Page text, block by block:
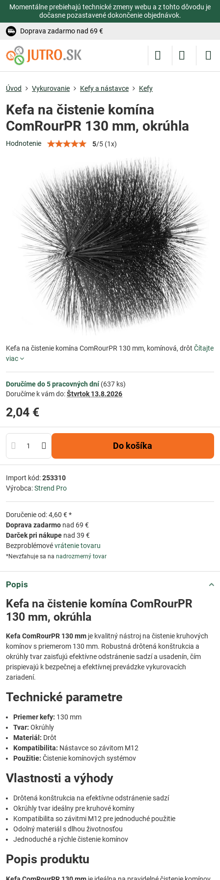
Momentálne prebiehajú technické zmeny webu a z tohto dôvodu je
dočasne pozastavené dokončenie objednávok.
Doprava zadarmo nad 69 €
Úvod Vykurovanie Kefy a nástavce Kefy
Kefa na čistenie komína
ComRourPR 130 mm, okrúhla
Hodnotenie 5/5 (1x)
Kefa na čistenie komína ComRourPR 130 mm, komínová, drôt Čítajte
viac
Doručíme do 5 pracovných dní(637 ks)
Doručíme k vám do:Štvrtok 13.8.2026
2,04 €
Do košíka
Import kód:253310
Výrobca:Strend Pro
Doručenie od: 4,60 € *
Doprava zadarmo nad 69 €
Darček pri nákupe nad 39 €
Bezproblémovévrátenie tovaru
*Nevzťahuje sa na nadrozmerný tovar
Popis
Kefa na čistenie komína ComRourPR
130 mm, okrúhla
Kefa ComRourPR 130 mm je kvalitný nástroj na čistenie kruhových
komínov s priemerom 130 mm. Robustná drôtená konštrukcia a
okrúhly tvar zaisťujú efektívne odstránenie sadzí a usadenín, čím
prispievajú k bezpečnej a efektívnej prevádzke vykurovacích
zariadení.
Technické parametre
Priemer kefy: 130 mm
Tvar: Okrúhly
Materiál: Drôt
Kompatibilita: Nástavce so závitom M12
Použitie: Čistenie komínových systémov
Vlastnosti a výhody
Drôtená konštrukcia na efektívne odstránenie sadzí
Okrúhly tvar ideálny pre kruhové komíny
Kompatibilita so závitmi M12 pre jednoduché použitie
Odolný materiál s dlhou životnosťou
Jednoduché a rýchle čistenie komínov
Popis produktu